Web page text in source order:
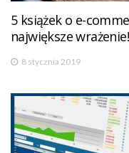
5 książek o e-
największe wrażenie!
8 stycznia 2019